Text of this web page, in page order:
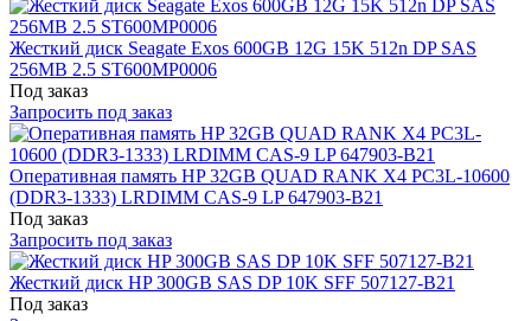
Жесткий диск Seagate Exos 600GB 12G 15K 512n DP SAS
256MB 2.5 ST600MP0006
Под заказ
Запросить под заказ
Оперативная память HP 32GB QUAD RANK X4 PC3L-10600
(DDR3-1333) LRDIMM CAS-9 LP 647903-B21
Под заказ
Запросить под заказ
Жесткий диск HP 300GB SAS DP 10K SFF 507127-B21
Под заказ